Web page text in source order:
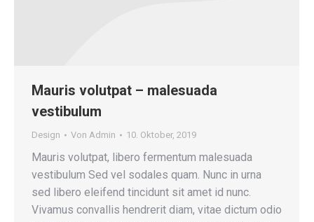
Mauris volutpat – malesuada
vestibulum
Design Von Admin 10. Oktober, 2019
Mauris volutpat, libero fermentum malesuada
vestibulum Sed vel sodales quam. Nunc in urna
sed libero eleifend tincidunt sit amet id nunc.
Vivamus convallis hendrerit diam, vitae dictum odio